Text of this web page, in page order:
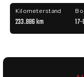
Kilometerstand
233.886 km